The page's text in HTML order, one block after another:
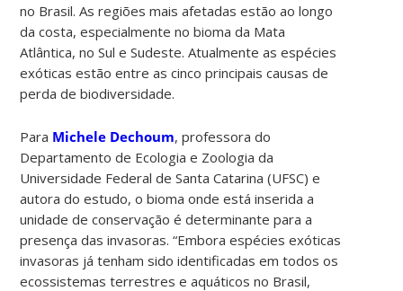
no Brasil. As regiões mais afetadas estão ao longo
da costa, especialmente no bioma da Mata
Atlântica, no Sul e Sudeste. Atualmente as espécies
exóticas estão entre as cinco principais causas de
perda de biodiversidade.
Para Michele Dechoum, professora do
Departamento de Ecologia e Zoologia da
Universidade Federal de Santa Catarina (UFSC) e
autora do estudo, o bioma onde está inserida a
unidade de conservação é determinante para a
presença das invasoras. “Embora espécies exóticas
invasoras já tenham sido identificadas em todos os
ecossistemas terrestres e aquáticos no Brasil,